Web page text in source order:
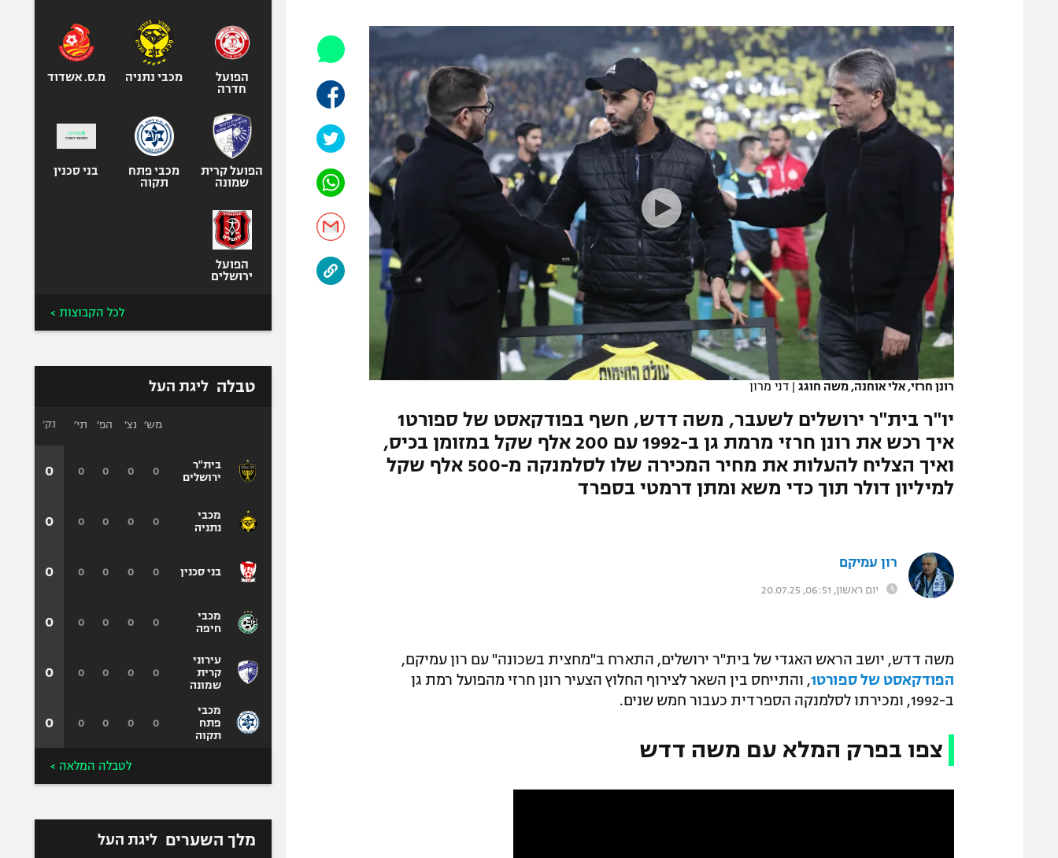
תקנון משתתפים וזוכים בפרסים
תקנון עבור פעילות אלקטרה
תקנון עבור פעילות ספורט 1 – "מרלן"
טניס
גיימינג E-Sports
תנאי שימוש
מדיניות פרטיות
תקנון פעילות ספורט 1
רשיון להקרנה פומבית לבית עסק
הצטרפות לחבילת הערוצים
לוח דרושים – ג'ובנט
תגיות
הפועל תל אביב
הפועל חיפה
הפועל באר שבע
מכבי נתניה
בני יהודה
ליגה סינית
ליגה ברזילאית
ליגות נוספות
אופניים
ספורט מוטורי
כדורמים
בייסבול MLB
ספורט אתגרי
אומנויות לחימה
רונן חרזי, אלי אוחנה, משה חוגג | דני מרון
יו"ר בית"ר ירושלים לשעבר, משה דדש, חשף בפודקאסט של ספורט1
איך רכש את רונן חרזי מרמת גן ב-1992 עם 200 אלף שקל במזומן בכיס,
ואיך הצליח להעלות את מחיר המכירה שלו לסלמנקה מ-500 אלף שקל
למיליון דולר תוך כדי משא ומתן דרמטי בספרד
רון עמיקם
יום ראשון, 06:51, 20.07.25
משה דדש, יושב הראש האגדי של בית"ר ירושלים, התארח ב"מחצית בשכונה" עם רון עמיקם,
הפודקאסט של ספורט1 , והתייחס בין השאר לצירוף החלוץ הצעיר רונן חרזי מהפועל רמת גן
ב-1992, ומכירתו לסלמנקה הספרדית כעבור חמש שנים.
צפו בפרק המלא עם משה דדש
הפועל
חדרה
מכבי נתניה מ.ס. אשדוד
הפועל קרית
שמונה
מכבי פתח
תקוה
בני סכנין
הפועל
ירושלים
לכל הקבוצות >
טבלה ליגת העל
בית"ר
ירושלים
מכבי
נתניה
בני סכנין
מכבי
חיפה
עירוני
קרית
שמונה
מכבי
פתח
תקוה
מש׳ נצ׳ הפ׳ תי׳
0
0
0
0
0
0
0
0
0
0
0
0
0
0
0
0
0
0
0
0
0
0
0
0
נק׳
0
0
0
0
0
0
לטבלה המלאה >
מלך השערים ליגת העל